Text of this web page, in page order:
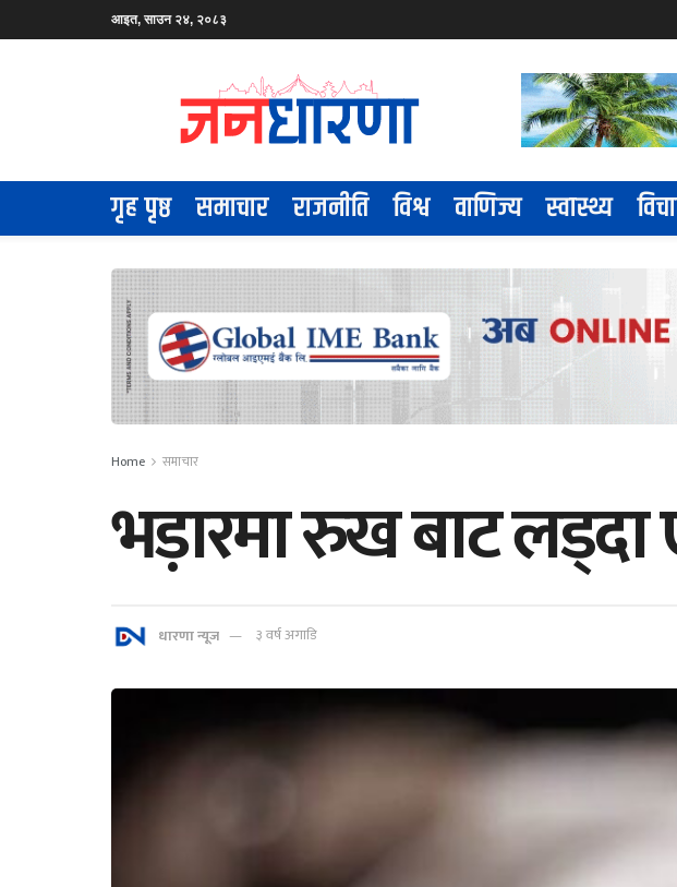
आइत, साउन २४, २०८३
गृह पृष्ठ समाचार राजनीति विश्व वाणिज्य स्वास्थ्य
Home समाचार
भड़ारमा रुख बाट
धारणा न्यूज ३ वर्ष अगाडि